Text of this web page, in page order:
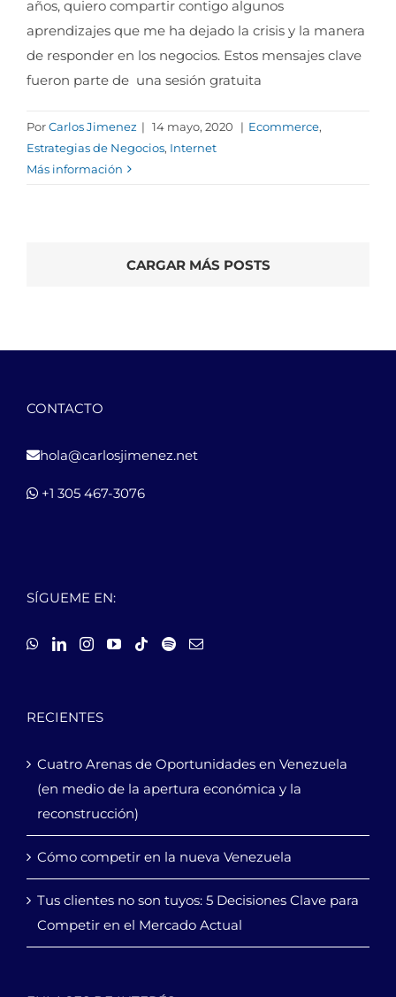
años, quiero compartir contigo algunos
aprendizajes que me ha dejado la crisis y la manera
de responder en los negocios. Estos mensajes clave
fueron parte de una sesión gratuita
PorCarlos Jimenez | 14 mayo, 2020 | Ecommerce,
Estrategias de Negocios, Internet
Más información
CARGAR MÁS POSTS
CONTACTO
hola@carlosjimenez.net
+1 305 467-3076
SÍGUEME EN:
RECIENTES
Cuatro Arenas de Oportunidades en Venezuela
(en medio de la apertura económica y la
reconstrucción)
Cómo competir en la nueva Venezuela
Tus clientes no son tuyos: 5 Decisiones Clave para
Competir en el Mercado Actual